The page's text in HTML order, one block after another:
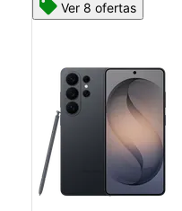
Ver 8 ofertas